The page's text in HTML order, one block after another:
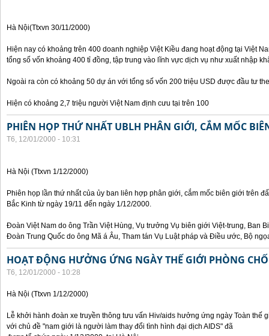
Hà Nội(Ttxvn 30/11/2000)
Hiện nay có khoảng trên 400 doanh nghiệp Việt Kiều đang hoạt động tại Việt
tổng số vốn khoảng 400 tỉ đồng, tập trung vào lĩnh vực dịch vụ như xuất nhập
Ngoài ra còn có khoảng 50 dự án với tổng số vốn 200 triệu USD được đầu tư
Hiện có khoảng 2,7 triệu người Việt Nam định cưu tại trên 100
PHIÊN HỌP THỨ NHẤT UBLH PHÂN GIỚI, CẮM MỐC
T6, 12/01/2000 - 10:31
Hà Nội (Ttxvn 1/12/2000)
Phiên họp lần thứ nhất của ủy ban liên hợp phân giới, cắm mốc biên giới trên
Bắc Kinh từ ngày 19/11 đến ngày 1/12/2000.
Đoàn Việt Nam do ông Trần Việt Hùng, Vụ trưởng Vụ biên giới Việt-trung, Ban
Đoàn Trung Quốc do ông Mã á Âu, Tham tán Vụ Luật pháp và Điều ước, Bộ
HOẠT ĐỘNG HƯỞNG ỨNG NGÀY THẾ GIỚI PHÒNG
T6, 12/01/2000 - 10:28
Hà Nội (Ttxvn 1/12/2000)
Lễ khởi hành đoàn xe truyền thông tưu vấn Hiv/aids hưởng ứng ngày Toàn thế
với chủ đề "nam giới là người làm thay đổi tình hình đại dịch AIDS" đã